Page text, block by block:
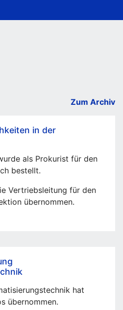
Zum Archiv
in der
als Prokurist für den
bestellt.
Vertriebsleitung für den
übernommen.
hat
übernommen.